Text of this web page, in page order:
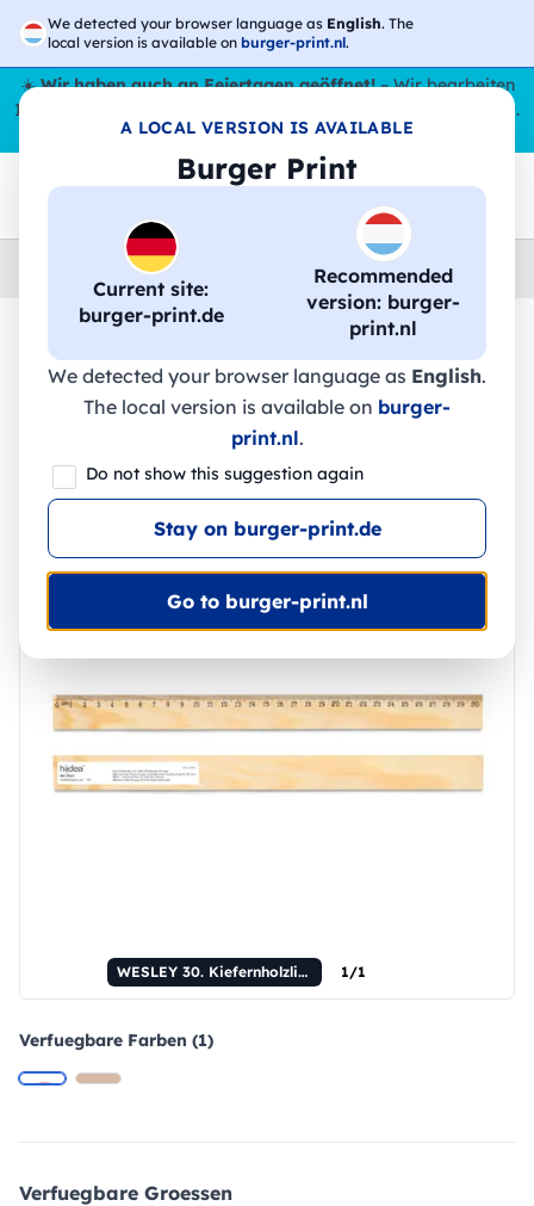
We detected your browser language as English. The
local version is available on burger-print.nl.
A LOCAL VERSION IS AVAILABLE
Burger Print
Current site:
burger-print.de
Recommended
version: burger-
print.nl
We detected your browser language as English.
The local version is available on burger-
print.nl.
Do not show this suggestion again
Stay on burger-print.de
Go to burger-print.nl
☀️Wir haben auch an Feiertagen geöffnet!– Wir bearbeiten
Ihre Bestellungen den ganzen Sommer über,
sogar im August.
😎🌴
Schreibwaren lineale-personalisiert
🔥 -30 % DTF-Druck
WESLEY 30. Kiefernholzlineal mit 30-
cm-Skala - 93661 - Stricker
WESLEY 30. Kiefernholzlineal mit 30-cm-Skala 1/1
Verfuegbare Farben (1)
Verfuegbare Groessen